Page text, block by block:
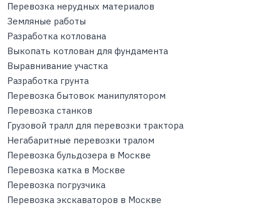
Перевозка нерудных материалов
Земляные работы
Разработка котлована
Выкопать котлован для фундамента
Выравнивание участка
Разработка грунта
Перевозка бытовок манипулятором
Перевозка станков
Грузовой тралл для перевозки трактора
Негабаритные перевозки тралом
Перевозка бульдозера в Москве
Перевозка катка в Москве
Перевозка погрузчика
Перевозка экскаваторов в Москве